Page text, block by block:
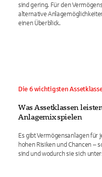
sind gering. Für den
alternative
einen Überblick.
Die 6 wichtigsten
Was Assetklassen
Anlagemix spielen
Es gibt Vermögensanlagen für
hohen Risiken und Chancen –
sind und wodurch sie sich